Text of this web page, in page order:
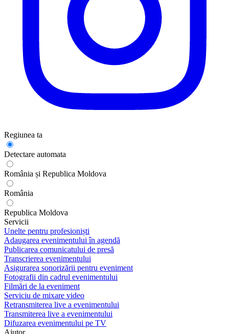
Regiunea ta
Detectare automata
România și Republica Moldova
România
Republica Moldova
Servicii
Unelte pentru profesioniști
Adaugarea evenimentului în agendă
Publicarea comunicatului de presă
Transcrierea evenimentului
Asigurarea sonorizării pentru eveniment
Fotografii din cadrul evenimentului
Filmări de la eveniment
Serviciu de mixare video
Retransmiterea live a evenimentului
Transmiterea live a evenimentului
Difuzarea evenimentului pe TV
Ajutor